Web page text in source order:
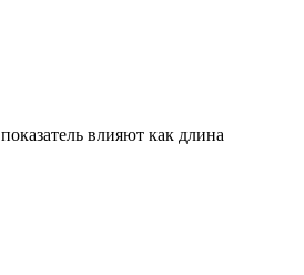
влияют как длина